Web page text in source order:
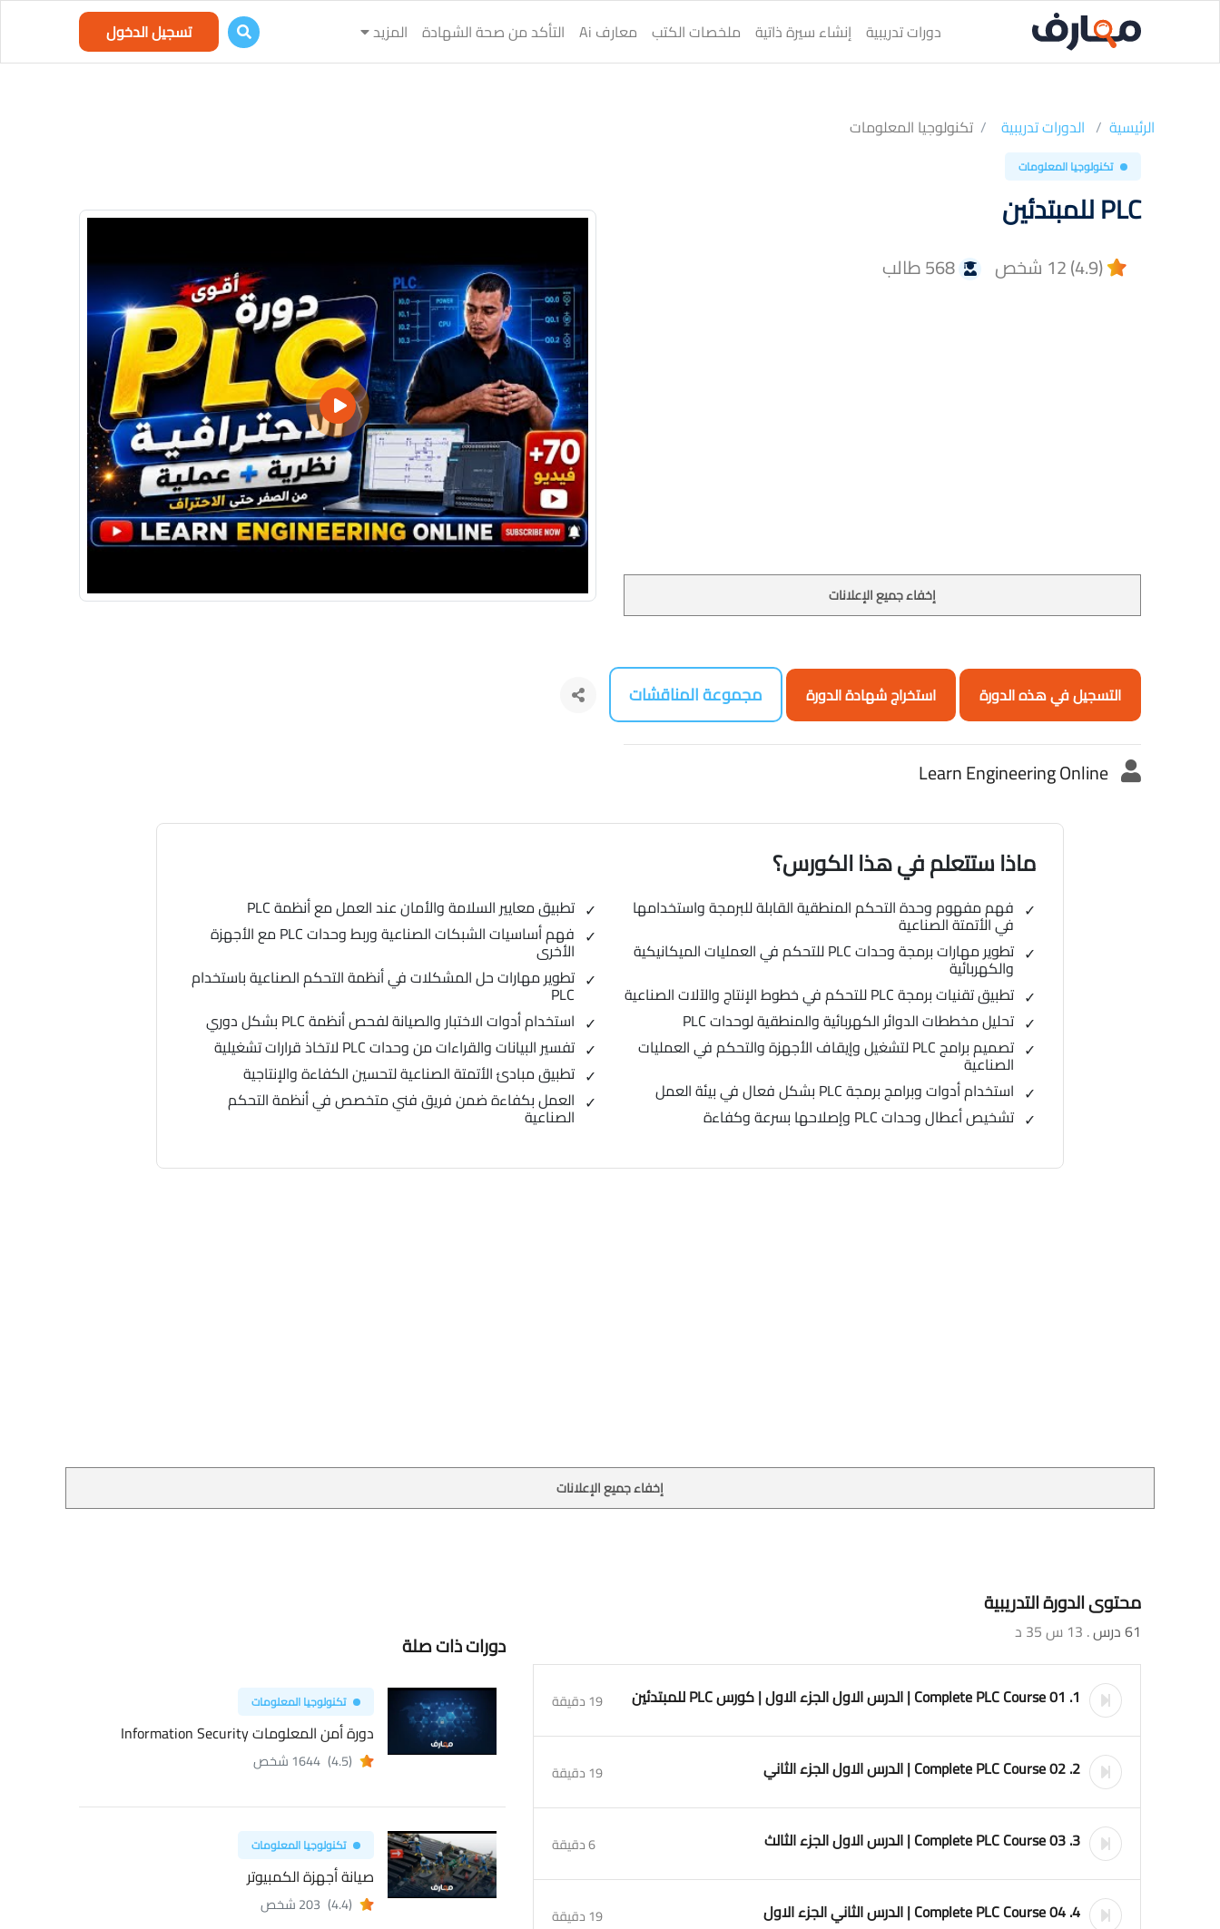
دورات تدريبية إنشاء سيرة ذاتية ملخصات الكتب معارف Ai التأكد من صحة الشهادة المزيد تسجيل الدخول
الرئيسية الدورات تدريبية تكنولوجيا المعلومات
تكنولوجيا المعلومات
PLC للمبتدئين
(4.9) 12 شخص 568 طالب
إخفاء جميع الإعلانات
التسجيل في هذه الدورة استخراج شهادة الدورة مجموعة المناقشات
Learn Engineering Online
ماذا ستتعلم في هذا الكورس؟
فهم مفهوم وحدة التحكم المنطقية القابلة للبرمجة واستخدامها
في الأتمتة الصناعية
تطوير مهارات برمجة وحدات PLC للتحكم في العمليات الميكانيكية
والكهربائية
تطبيق تقنيات برمجة PLC للتحكم في خطوط الإنتاج والآلات الصناعية
تحليل مخططات الدوائر الكهربائية والمنطقية لوحدات PLC
تصميم برامج PLC لتشغيل وإيقاف الأجهزة والتحكم في العمليات
الصناعية
استخدام أدوات وبرامج برمجة PLC بشكل فعال في بيئة العمل
تشخيص أعطال وحدات PLC وإصلاحها بسرعة وكفاءة
تطبيق معايير السلامة والأمان عند العمل مع أنظمة PLC
فهم أساسيات الشبكات الصناعية وربط وحدات PLC مع الأجهزة
الأخرى
تطوير مهارات حل المشكلات في أنظمة التحكم الصناعية باستخدام
PLC
استخدام أدوات الاختبار والصيانة لفحص أنظمة PLC بشكل دوري
تفسير البيانات والقراءات من وحدات PLC لاتخاذ قرارات تشغيلية
تطبيق مبادئ الأتمتة الصناعية لتحسين الكفاءة والإنتاجية
العمل بكفاءة ضمن فريق فني متخصص في أنظمة التحكم
الصناعية
إخفاء جميع الإعلانات
محتوى الدورة التدريبية
61 درس . 13 س 35 د
1. 01 Complete PLC Course | الدرس الاول الجزء الاول | كورس PLC للمبتدئين 19 دقيقة
2. 02 Complete PLC Course | الدرس الاول الجزء الثاني 19 دقيقة
3. 03 Complete PLC Course | الدرس الاول الجزء الثالث 6 دقيقة
4. 04 Complete PLC Course | الدرس الثاني الجزء الاول 19 دقيقة
دورات ذات صلة
تكنولوجيا المعلومات
دورة أمن المعلومات Information Security
(4.5) 1644 شخص
تكنولوجيا المعلومات
صيانة أجهزة الكمبيوتر
(4.4) 203 شخص